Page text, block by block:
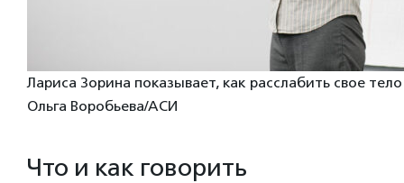
Лариса Зорина показывает, как расслабить свое
Ольга Воробьева/АСИ
Что и как говорить